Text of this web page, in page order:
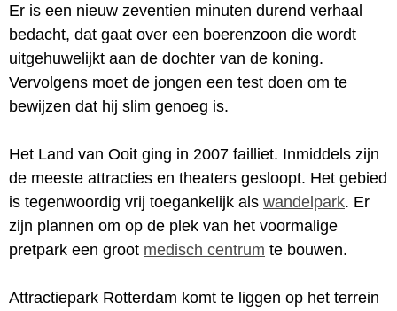
Er is een nieuw zeventien minuten durend verhaal
bedacht, dat gaat over een boerenzoon die wordt
uitgehuwelijkt aan de dochter van de koning.
Vervolgens moet de jongen een test doen om te
bewijzen dat hij slim genoeg is.
Het Land van Ooit ging in 2007 failliet. Inmiddels zijn
de meeste attracties en theaters gesloopt. Het gebied
is tegenwoordig vrij toegankelijk als wandelpark. Er
zijn plannen om op de plek van het voormalige
pretpark een groot medisch centrum te bouwen.
Attractiepark Rotterdam komt te liggen op het terrein